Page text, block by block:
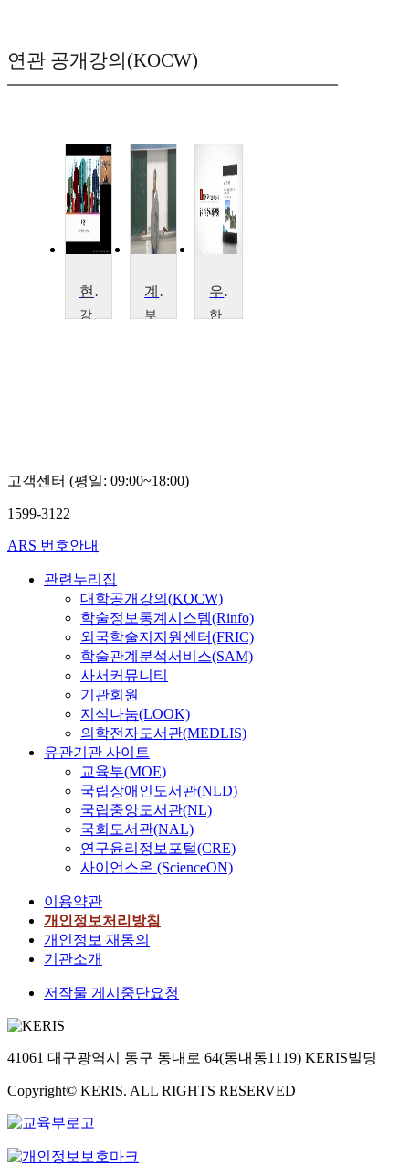
연관 공개강의(KOCW)
현대도시와사회적경제
강
계획이론
부
우리 당대 한국사회의 변화
한
고객센터 (평일: 09:00~18:00)
1599-3122
ARS 번호안내
관련누리집
대학공개강의(KOCW)
학술정보통계시스템(Rinfo)
외국학술지지원센터(FRIC)
학술관계분석서비스(SAM)
사서커뮤니티
기관회원
지식나눔(LOOK)
의학전자도서관(MEDLIS)
유관기관 사이트
교육부(MOE)
국립장애인도서관(NLD)
국립중앙도서관(NL)
국회도서관(NAL)
연구윤리정보포털(CRE)
사이언스온 (ScienceON)
이용약관
개인정보처리방침
개인정보 재동의
기관소개
저작물 게시중단요청
41061 대구광역시 동구 동내로 64(동내동1119) KERIS빌딩
Copyright© KERIS. ALL RIGHTS RESERVED